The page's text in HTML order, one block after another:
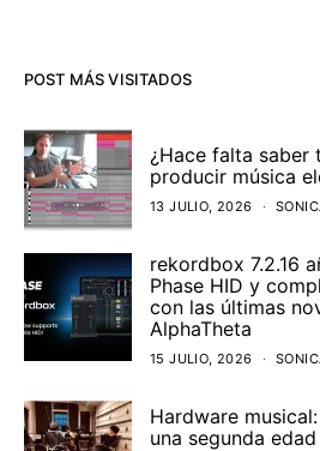
POST MÁS VISITADOS
¿Hace falta saber
producir música
13 JULIO, 2026
rekordbox 7.2.16
Phase HID y
con las últimas
AlphaTheta
15 JULIO, 2026
Hardware
una segunda